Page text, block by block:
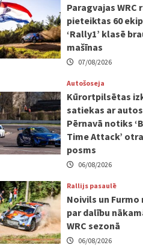
Paragvajas WRC
pieteiktas 60
‘Rally1’ klasē
mašīnas
07/08/2026
Autošoseja
Kūrortpilsētas
satiekas ar
Pērnavā notiks
Time Attack’
posms
06/08/2026
Rallijs pasaulē
Noivils un Furmo
par dalību
WRC sezonā
06/08/2026